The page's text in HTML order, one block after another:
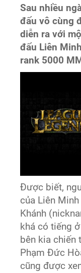
Sau nhiều
đấu vô cùng
diễn ra với
đấu Liên
rank 5000
Được biết,
của Liên
Khánh
khá có tiếng
bên kia chiến
Phạm Đức
cũng được